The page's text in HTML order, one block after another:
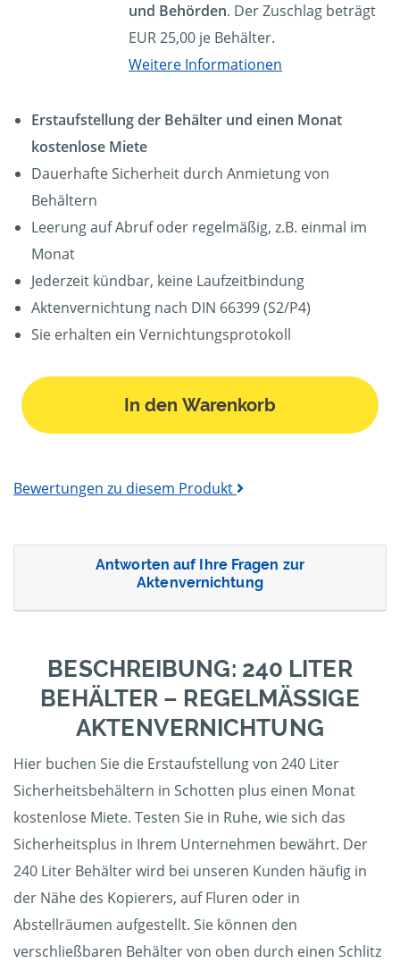
und Behörden. Der Zuschlag beträgt
EUR 25,00 je Behälter.
Weitere Informationen
Erstaufstellung der Behälter und einen Monat
kostenlose Miete
Dauerhafte Sicherheit durch Anmietung von
Behältern
Leerung auf Abruf oder regelmäßig, z.B. einmal im
Monat
Jederzeit kündbar, keine Laufzeitbindung
Aktenvernichtung nach DIN 66399 (S2/P4)
Sie erhalten ein Vernichtungsprotokoll
In den Warenkorb
Bewertungen zu diesem Produkt
Antworten auf Ihre Fragen zur
Aktenvernichtung
BESCHREIBUNG: 240 LITER
BEHÄLTER – REGELMÄSSIGE A
KTENVERNICHTUNG
Hier buchen Sie die Erstaufstellung von 240 Liter
Sicherheitsbehältern in Schotten plus einen Monat
kostenlose Miete. Testen Sie in Ruhe, wie sich das
Sicherheitsplus in Ihrem Unternehmen bewährt. Der
240 Liter Behälter wird bei unseren Kunden häufig in
der Nähe des Kopierers, auf Fluren oder in
Abstellräumen aufgestellt. Sie können den
verschließbaren Behälter von oben durch einen Schlitz